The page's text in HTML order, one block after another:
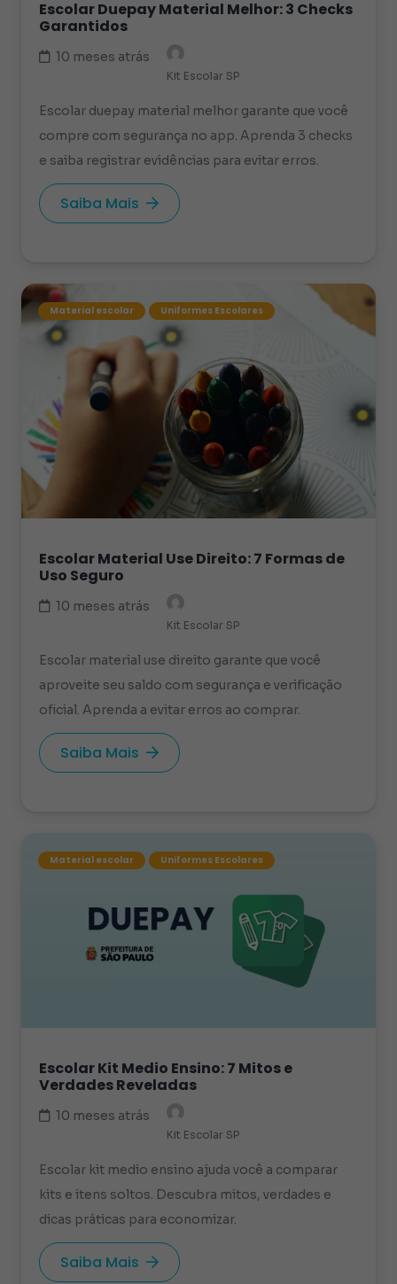
Escolar Duepay Material Melhor: 3 Checks
Garantidos
10 meses atrás
Kit Escolar SP
Escolar duepay material melhor garante que você
compre com segurança no app. Aprenda 3 checks
e saiba registrar evidências para evitar erros.
Saiba Mais
Material escolar Uniformes Escolares
Escolar Material Use Direito: 7 Formas de
Uso Seguro
10 meses atrás
Kit Escolar SP
Escolar material use direito garante que você
aproveite seu saldo com segurança e verificação
oficial. Aprenda a evitar erros ao comprar.
Saiba Mais
Material escolar Uniformes Escolares
Escolar Kit Medio Ensino: 7 Mitos e
Verdades Reveladas
10 meses atrás
Kit Escolar SP
Escolar kit medio ensino ajuda você a comparar
kits e itens soltos. Descubra mitos, verdades e
dicas práticas para economizar.
Saiba Mais